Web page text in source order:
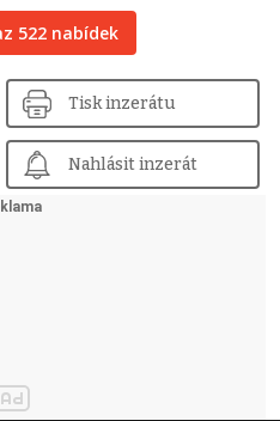
522 nabídek
Tisk inzerátu
Nahlásit inzerát